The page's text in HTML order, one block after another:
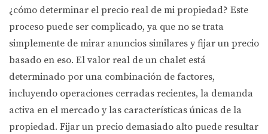
¿cómo determinar el precio real de mi propiedad? Este
proceso puede ser complicado, ya que no se trata
simplemente de mirar anuncios similares y fijar un precio
basado en eso. El valor real de un chalet está
determinado por una combinación de factores,
incluyendo operaciones cerradas recientes, la demanda
activa en el mercado y las características únicas de la
propiedad. Fijar un precio demasiado alto puede resultar